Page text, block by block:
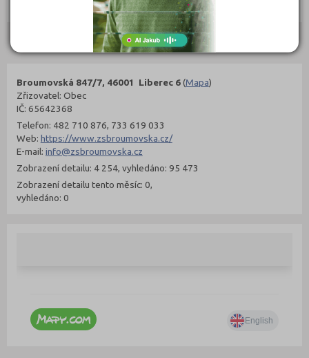
Objednat
Broumovská 847/7, 46001 Liberec 6(Mapa)
Zřizovatel: Obec
IČ: 65642368
Telefon: 482 710 876, 733 619 033
Web: https://www.zsbroumovska.cz/
E-mail: info@zsbroumovska.cz
Zobrazení detailu: 4 254, vyhledáno: 95 473
Zobrazení detailu tento měsíc: 0,
vyhledáno: 0